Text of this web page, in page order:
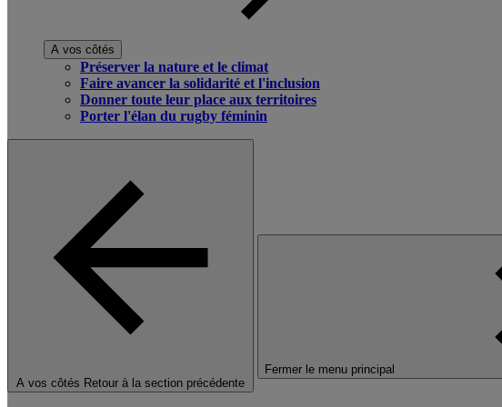
A vos côtés
Préserver la nature et le climat
Faire avancer la solidarité et l'inclusion
Donner toute leur place aux territoires
Porter l'élan du rugby féminin
A vos côtés Retour à la section précédente
Fermer le menu principal